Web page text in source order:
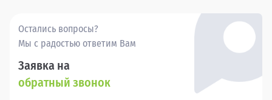
Остались вопросы?
Мы с радостью ответим Вам
Заявка на
обратный звонок